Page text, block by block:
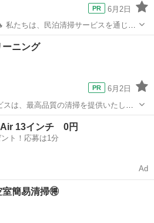
6月2日
ることを使命としています。清掃は
トに快適さと安心感を与える重要な
...
ハウスクリーニング
ニング
6月2日
は、最高品質の清掃を提供いたしま
持つスタッフが、お客様の要望に応
床、水回
ハウスクリーニング
13インチ 0円
ト！応募は1分
Ad
簡易清掃🉐